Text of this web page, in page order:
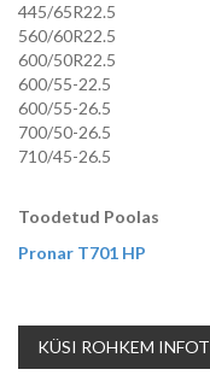
445/65R22.5
560/60R22.5
600/50R22.5
600/55-22.5
600/55-26.5
700/50-26.5
710/45-26.5
Toodetud Poolas
Pronar T701 HP
KÜSI ROHKEM INFOT